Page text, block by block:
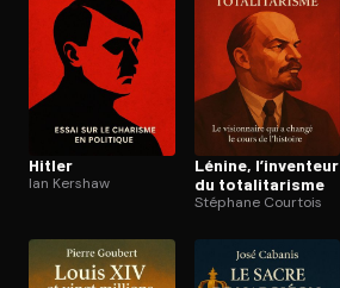
Hitler
Ian Kershaw
Lénine, l’inventeur
du to­ta­li­ta­risme
Stéphane Courtois